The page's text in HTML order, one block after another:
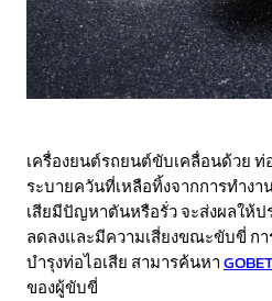
เครื่องยนต์รถยนต์ขับเคลื่อนด้วย
ระบายควันที่เหลือทิ้งจากการทำง
เสียมีปัญหาตันหรือรั่ว จะส่งผลให้
ลดลงและมีความเสี่ยงขณะขับขี่ ก
บำรุงท่อไอเสีย สามารค้นหา
ของผู้ขับขี่